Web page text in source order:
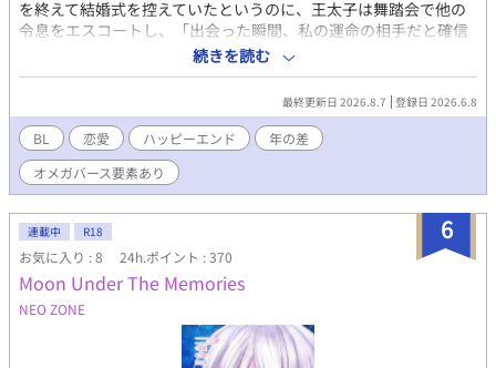
を終えて結婚式を控えていたというのに、王太子は舞踏会で他の
令息をエスコートし、「出会った瞬間、私の運命の相手だと確信
したんだ」と言った。誰もが運命の番に出会えるわけではない。
そう思うと、ノエルは王太子と運命の相手を祝福するしかなかっ
た。 婚約破棄の翌日。次の嫁ぎ先を探すよう父に命じられたノエ
ルの元に、ジョスラン・ベルクール大公が訪ねてきた。大公のひ
とり息子、ローランの教育係を頼まれたノエルは王都を離れ、大
公家の別邸で大公子と暮らすことに。 領地に引きこもる大公子、
ローランに追い返されてもめげないノエル。ローランもあきらめ
ないノエルに心を開くようになり、父のジョスランもノエルのこ
とを意識し始めて…… ひと回り年上大公α × 自信も幸も薄いけど
実は敏腕Ω 婚約破棄されたノエルが、新しい家族に愛されて幸せ
になるお話です。 ✦この漫画は自創作BL小説のセルフコミカライ
ズ作品です 毎週金曜18時30分、3～4ページずつちまちま更新
中 ✦薄幸令息１は婚約破棄～1年間のお話（全年齢） ✦R-18は薄
幸令息２から アルファポリスで同タイトルの小説版が完結済み
続きを読む
最終更新日 2026.8.7 登録日 2026.6.8
BL 恋愛 ハッピーエンド
年の差
オメガバース要素あり
6
連載中 R18
お気に入り : 8 24h.ポイント : 370
Moon Under The Memories
NEO ZONE